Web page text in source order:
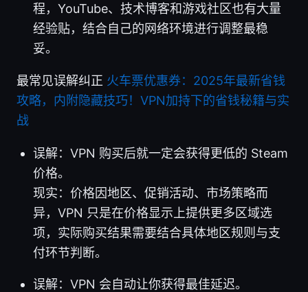
程，YouTube、技术博客和游戏社区也有大量
经验贴，结合自己的网络环境进行调整最稳
妥。
最常见误解纠正 火车票优惠券：2025年最新省钱
攻略，内附隐藏技巧！VPN加持下的省钱秘籍与实
战
误解：VPN 购买后就一定会获得更低的 Steam
价格。
现实：价格因地区、促销活动、市场策略而
异，VPN 只是在价格显示上提供更多区域选
项，实际购买结果需要结合具体地区规则与支
付环节判断。
误解：VPN 会自动让你获得最佳延迟。